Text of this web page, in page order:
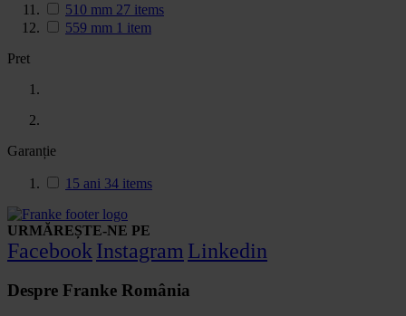
510 mm 27 items
559 mm 1 item
Pret
Garanție
15 ani 34 items
URMĂREȘTE-NE PE
Facebook Instagram Linkedin
Despre Franke România